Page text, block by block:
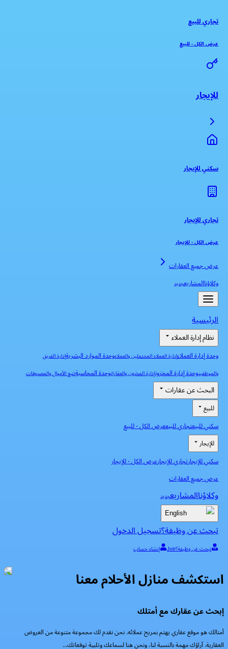
تجاري للبيع
عرض الكل-للبيع
للإيجار
سكني للإيجار
تجاري للإيجار
عرض الكل-للإيجار
عرض جميع العقارات
وكلاؤناالمشاريعجديد
الرئيسية
نظام إدارة العملاء
وحدة إدارة العملاءإدارة العملاء المحتملين والعملاءوحدة الموارد البشريةإدارة الفريق
والموظفينوحدة إدارة المخزونإدارة المخزون والعقاراتوحدة المحاسبةتتبع الأموال والمصروفات
البحث عن عقارات
للبيع
سكني للبيعتجاري للبيععرض الكل-للبيع
للإيجار
سكني للإيجارتجاري للإيجارعرض الكل-للإيجار
عرض جميع العقارات
وكلاؤناالمشاريعجديد
English
تبحث عن وظيفة؟تسجيل الدخول
تبحث عن وظيفة؟Job إنشاء حساب
استكشف منازل الأحلام معنا
إبحث عن عقارك مع أمتلك
أمتالك هو موقع عقاري يهتم بمريح عملائه. نحن نقدم لك مجموعة متنوعة من العروض
العقارية. آراؤك مهمة بالنسبة لنا، ونحن هنا لسماعك وتلبية توقعاتك...